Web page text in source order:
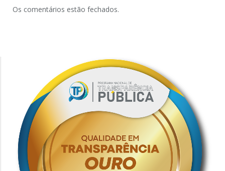
Os comentários estão fechados.